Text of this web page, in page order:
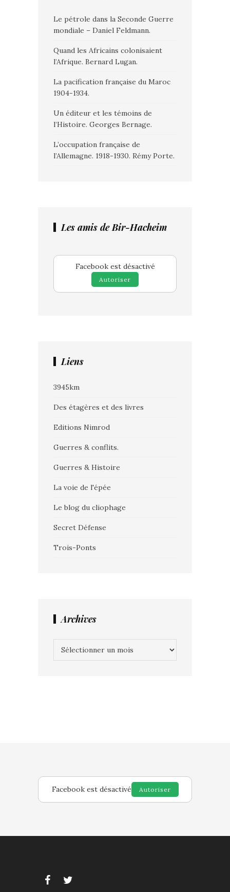
Le pétrole dans la Seconde Guerre
mondiale – Daniel Feldmann.
Quand les Africains colonisaient
l’Afrique. Bernard Lugan.
La pacification française du Maroc
1904-1934.
Un éditeur et les témoins de
l’Histoire. Georges Bernage.
L’occupation française de
l’Allemagne. 1918-1930. Rémy Porte.
Les amis de Bir-Hacheim
Facebook est désactivé
Autoriser
Liens
3945km
Des étagères et des livres
Editions Nimrod
Guerres & conflits.
Guerres & Histoire
La voie de l'épée
Le blog du cliophage
Secret Défense
Trois-Ponts
Archives
Facebook est désactivé Autoriser